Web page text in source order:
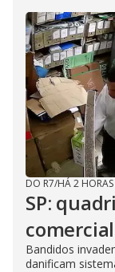
DO R7/HÁ 2 HORAS
SP:
Bandidos
danificam